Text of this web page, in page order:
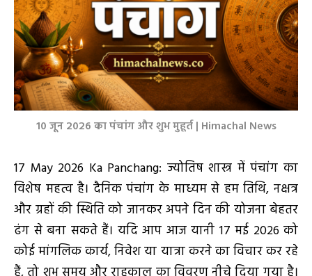
10 जून 2026 का पंचांग और शुभ मुहूर्त | Himachal News
17 May 2026 Ka Panchang: ज्योतिष शास्त्र में पंचांग का
विशेष महत्व है। दैनिक पंचांग के माध्यम से हम तिथि, नक्षत्र
और ग्रहों की स्थिति को जानकर अपने दिन की योजना बेहतर
ढंग से बना सकते हैं। यदि आप आज यानी 17 मई 2026 को
कोई मांगलिक कार्य, निवेश या यात्रा करने का विचार कर रहे